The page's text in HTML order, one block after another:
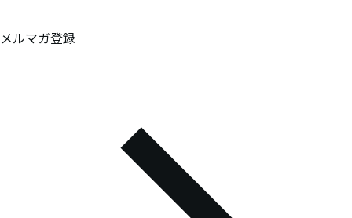
メルマガ登録